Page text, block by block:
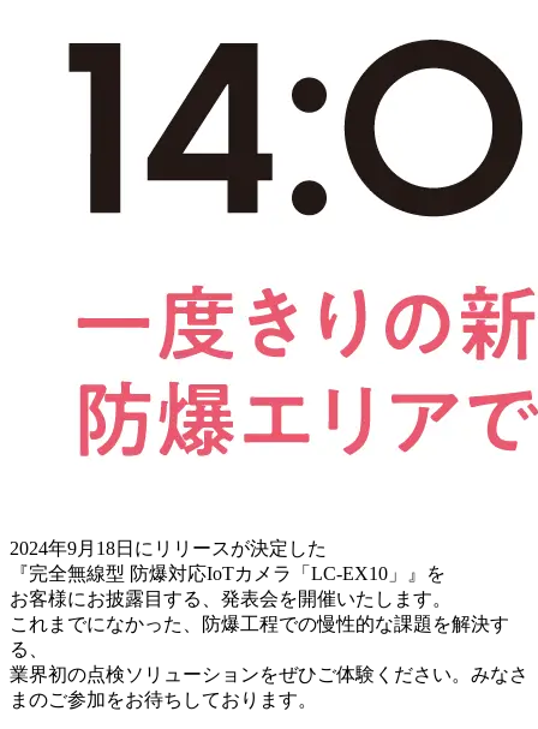
2024年9月18日にリリースが決定した
『完全無線型 防爆対応IoTカメラ「LC-EX10」』を
お客様にお披露目する、発表会を開催いたします。
これまでになかった、防爆工程での慢性的な課題を解決す
る、
業界初の点検ソリューションをぜひご体験ください。みなさ
まのご参加をお待ちしております。